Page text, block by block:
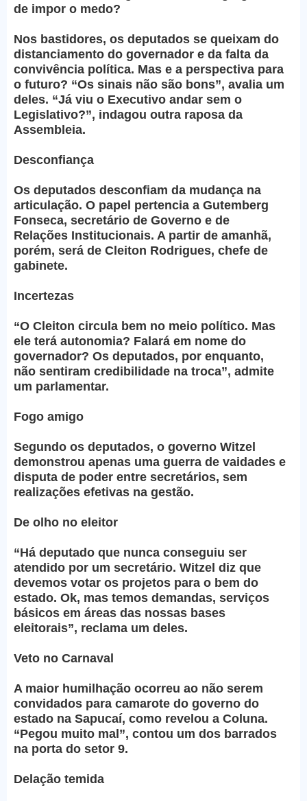
de impor o medo?
Nos bastidores, os deputados se queixam do
distanciamento do governador e da falta da
convivência política. Mas e a perspectiva para
o futuro? “Os sinais não são bons”, avalia um
deles. “Já viu o Executivo andar sem o
Legislativo?”, indagou outra raposa da
Assembleia.
Desconfiança
Os deputados desconfiam da mudança na
articulação. O papel pertencia a Gutemberg
Fonseca, secretário de Governo e de
Relações Institucionais. A partir de amanhã,
porém, será de Cleiton Rodrigues, chefe de
gabinete.
Incertezas
“O Cleiton circula bem no meio político. Mas
ele terá autonomia? Falará em nome do
governador? Os deputados, por enquanto,
não sentiram credibilidade na troca”, admite
um parlamentar.
Fogo amigo
Segundo os deputados, o governo Witzel
demonstrou apenas uma guerra de vaidades e
disputa de poder entre secretários, sem
realizações efetivas na gestão.
De olho no eleitor
“Há deputado que nunca conseguiu ser
atendido por um secretário. Witzel diz que
devemos votar os projetos para o bem do
estado. Ok, mas temos demandas, serviços
básicos em áreas das nossas bases
eleitorais”, reclama um deles.
Veto no Carnaval
A maior humilhação ocorreu ao não serem
convidados para camarote do governo do
estado na Sapucaí, como revelou a Coluna.
“Pegou muito mal”, contou um dos barrados
na porta do setor 9.
Delação temida